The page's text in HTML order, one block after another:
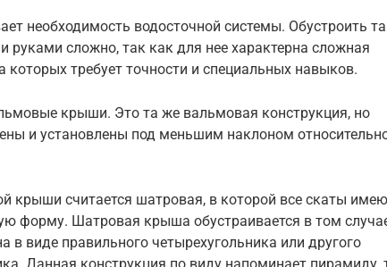
необходимость водосточной системы. Обустроить
руками сложно, так как для нее характерна сложная
которых требует точности и специальных навыков.
крыши. Это та же вальмовая конструкция, но
и установлены под меньшим наклоном
крыши считается шатровая, в которой все скаты
форму. Шатровая крыша обустраивается в том
в виде правильного четырехугольника или другого